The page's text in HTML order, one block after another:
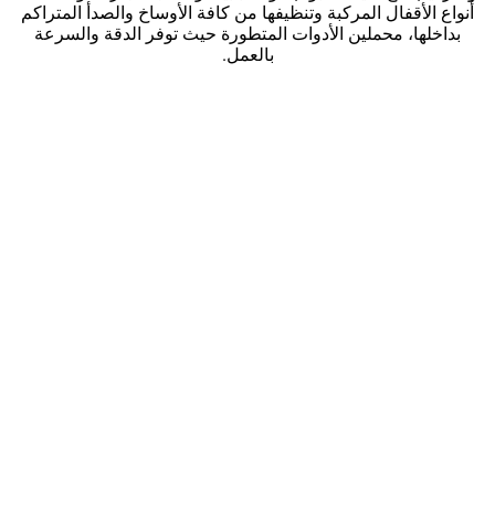
أنواع الأقفال المركبة وتنظيفها من كافة الأوساخ والصدأ المتراكم
بداخلها، محملين الأدوات المتطورة حيث توفر الدقة والسرعة
بالعمل.